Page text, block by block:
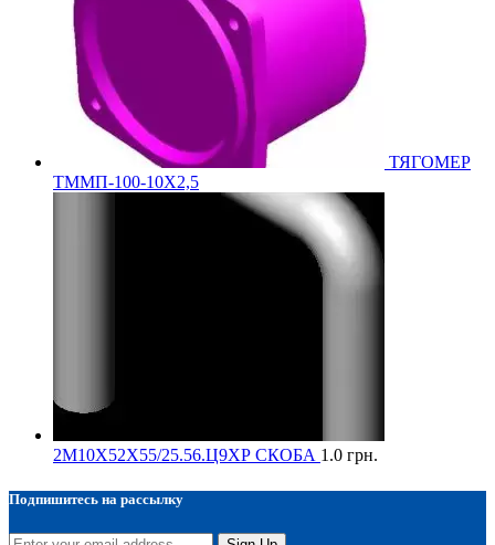
ТЯГОМЕР
ТММП-100-10Х2,5
2М10Х52Х55/25.56.Ц9ХР СКОБА 1.0 грн.
Подпишитесь на рассылку